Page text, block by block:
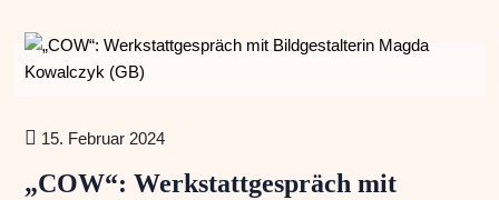
15. Februar 2024
„COW“: Werkstattgespräch mit